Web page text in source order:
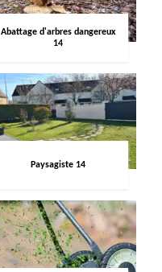
Abattage d'arbres dangereux
14
Paysagiste 14